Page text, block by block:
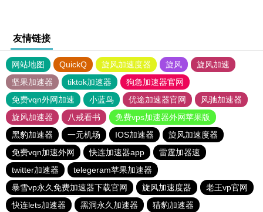
友情链接
网站地图 QuickQ 旋风加速度器 旋风
旋风加速
坚果加速器
tiktok加速器
狗急加速器官网
免费vqn外网加速
小蓝鸟 优途加速器官网
风驰加速器
旋风加速器
八戒看书
免费vps加速器外网苹果版
黑豹加速器
一元机场 IOS加速器
旋风加速度器
免费vqn加速外网
快连加速器app
雷霆加器速
twitter加速器
telegeram苹果加速器
暴雪vp永久免费加速器下载官网
旋风加速度器
老王vp官网
快连lets加速器
黑洞永久加速器 猎豹加速器